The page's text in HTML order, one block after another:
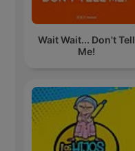
Wait Wait... Don't Tell
Me!